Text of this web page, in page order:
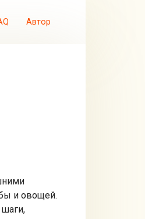
Автор
и овощей.